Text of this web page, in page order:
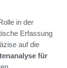
in der
Erfassung
auf die
für